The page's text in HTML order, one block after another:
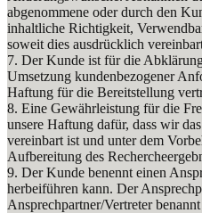
abgenommene oder durch den
inhaltliche Richtigkeit,
soweit dies ausdrücklich
7. Der Kunde ist für die
Umsetzung kundenbezogener
Haftung für die Bereitstellung
8. Eine Gewährleistung für die
unsere Haftung dafür, dass wir
vereinbart ist und unter dem
Aufbereitung des
9. Der Kunde benennt einen
herbeiführen kann. Der
Ansprechpartner/Vertreter